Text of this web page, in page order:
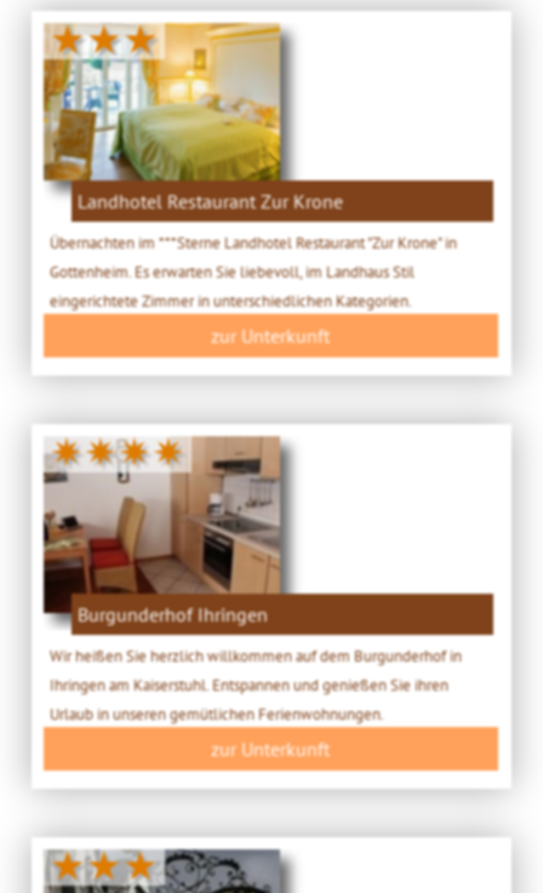
★★★
Landhotel Restaurant Zur Krone
Übernachten im ***Sterne Landhotel Restaurant "Zur Krone" in
Gottenheim. Es erwarten Sie liebevoll, im Landhaus Stil
eingerichtete Zimmer in unterschiedlichen Kategorien.
zur Unterkunft
✷✷✷✷
Burgunderhof Ihringen
Wir heißen Sie herzlich willkommen auf dem Burgunderhof in
Ihringen am Kaiserstuhl. Entspannen und genießen Sie ihren
Urlaub in unseren gemütlichen Ferienwohnungen.
zur Unterkunft
★★★